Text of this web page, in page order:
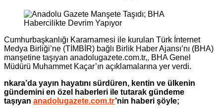
Cumhurbaşkanlığı Kararnamesi ile kurulan Türk İnternet
Medya Birliği’ne (TİMBİR) bağlı Birlik Haber Ajansı’nı (BHA)
manşetine taşıyan anadolugazete.com.tr,, BHA Genel
Müdürü Muhammet Kaçar’ın açıklamalarına yer verdi.
nkara’da yayın hayatını sürdüren, kentin ve ülkenin
gündemini en özel haberleri ile tutarak gündeme
taşıyan anadolugazete.com.tr’nin haberi şöyle;